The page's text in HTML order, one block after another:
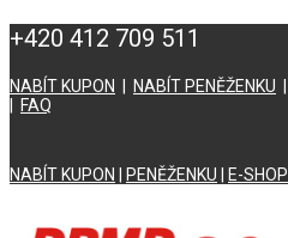
+420 412 709 511
NABÍT KUPON NABÍT PENĚŽENKU
FAQ
NABÍT KUPON PENĚŽENKU E-SHOP